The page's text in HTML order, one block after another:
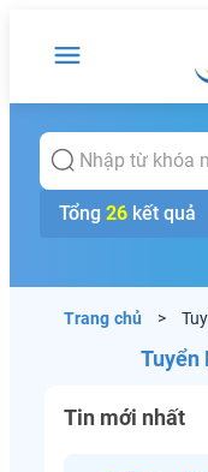
Tổng 26 kết quả
Trang chủ >
Tuyển
Tin mới nhất